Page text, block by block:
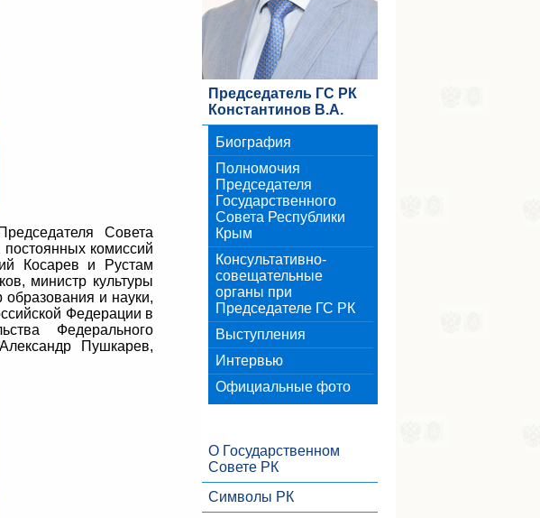
Совета
комиссий
Косарев и Рустам
министр культуры
и науки,
Федерации в
Федерального
Пушкарев,
Председатель ГС РК
Константинов В.А.
Биография
Полномочия
Председателя
Государственного
Совета Республики
Крым
Консультативно-
совещательные
органы при
Председателе ГС РК
Выступления
Интервью
Официальные фото
О Государственном
Совете РК
Символы РК